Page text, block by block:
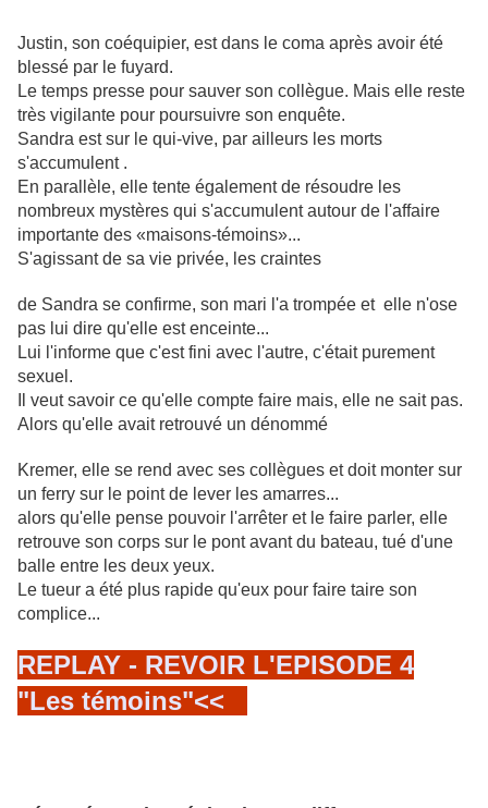
Justin, son coéquipier, est dans le coma après avoir été
blessé par le fuyard.
Le temps presse pour sauver son collègue. Mais elle reste
très vigilante pour poursuivre son enquête.
Sandra est sur le qui-vive, par ailleurs les morts
s'accumulent .
En parallèle, elle tente également de résoudre les
nombreux mystères qui s'accumulent autour de l'affaire
importante des «maisons-témoins»...
S'agissant de sa vie privée, les craintes
de Sandra se confirme, son mari l'a trompée et elle n'ose
pas lui dire qu'elle est enceinte...
Lui l'informe que c'est fini avec l'autre, c'était purement
sexuel.
Il veut savoir ce qu'elle compte faire mais, elle ne sait pas.
Alors qu'elle avait retrouvé un dénommé
Kremer, elle se rend avec ses collègues et doit monter sur
un ferry sur le point de lever les amarres...
alors qu'elle pense pouvoir l'arrêter et le faire parler, elle
retrouve son corps sur le pont avant du bateau, tué d'une
balle entre les deux yeux.
Le tueur a été plus rapide qu'eux pour faire taire son
complice...
REPLAY - REVOIR L'EPISODE 4
"Les témoins"<<